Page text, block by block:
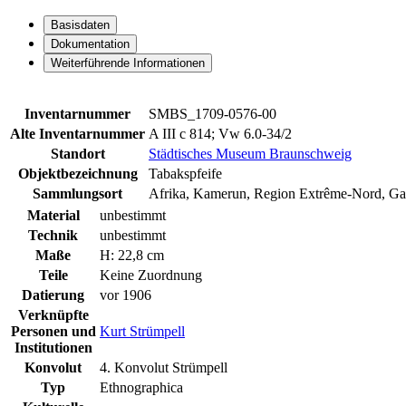
Basisdaten
Dokumentation
Weiterführende Informationen
Inventarnummer
SMBS_1709-0576-00
Alte Inventarnummer A III c 814; Vw 6.0-34/2
Standort
Städtisches Museum Braunschweig
Objektbezeichnung
Tabakspfeife
Sammlungsort
Afrika, Kamerun, Region Extrême-Nord,
Material
unbestimmt
Technik
unbestimmt
Maße
H: 22,8 cm
Teile
Keine Zuordnung
Datierung
vor 1906
Verknüpfte
Personen und
Institutionen
Kurt Strümpell
Konvolut
4. Konvolut Strümpell
Typ
Ethnographica